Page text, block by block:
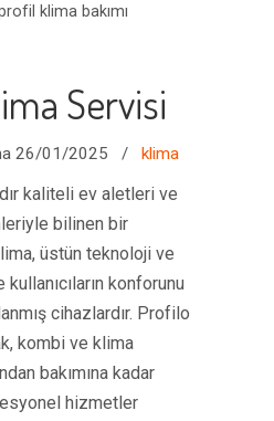
klima bakımı
Servisi
26/01/2025 / klima
kaliteli ev aletleri ve
bilinen bir
üstün teknoloji ve
konforunu
cihazlardır. Profilo
kombi ve klima
bakımına kadar
hizmetler